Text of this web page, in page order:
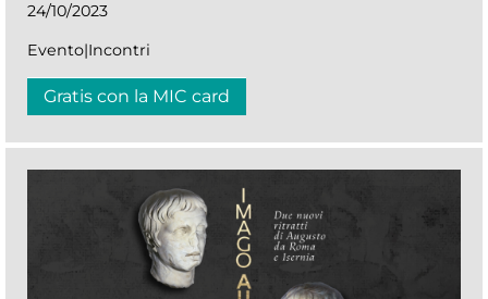
24/10/2023
Evento|Incontri
Gratis con la MIC card